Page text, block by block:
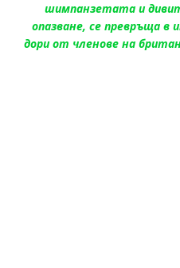
шимпанзетата и
опазване, се превръща в
дори от членове на